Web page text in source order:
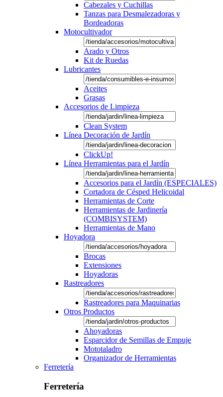
Cabezales y Cuchillas
Tanzas para Desmalezadoras y
Bordeadoras
Motocultivador
Arado y Otros
Kit de Ruedas
Lubricantes
Aceites
Grasas
Accesorios de Limpieza
Clean System
Línea Decoración de Jardín
ClickUp!
Línea Herramientas para el Jardín
Accesorios para el Jardín (ESPECIALES)
Cortadora de Césped Helicoidal
Herramientas de Corte
Herramientas de Jardinería
(COMBISYSTEM)
Herramientas de Mano
Hoyadora
Brocas
Extensiones
Hoyadoras
Rastreadores
Rastreadores para Maquinarias
Otros Productos
Ahoyadoras
Esparcidor de Semillas de Empuje
Mototaladro
Organizador de Herramientas
Ferretería
Ferretería